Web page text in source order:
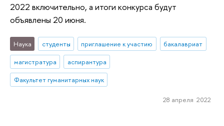
2022 включительно, а итоги конкурса будут
объявлены 20 июня.
Наука студенты приглашение к участию
бакалавриат
магистратура
аспирантура
Факультет гуманитарных наук
28 апреля 2022